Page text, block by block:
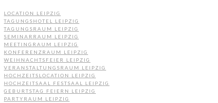
LOCATION LEIPZIG
TAGUNGSHOTEL LEIPZIG
TAGUNGSRAUM LEIPZIG
SEMINARRAUM LEIPZIG
MEETINGRAUM LEIPZIG
KONFERENZRAUM LEIPZIG
WEIHNACHTSFEIER LEIPZIG
VERANSTALTUNGSRAUM LEIPZIG
HOCHZEITSLOCATION LEIPZIG
HOCHZEITSAAL FESTSAAL LEIPZIG
GEBURTSTAG FEIERN LEIPZIG
PARTYRAUM LEIPZIG